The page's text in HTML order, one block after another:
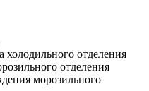
холодильного отделения
отделения
морозильного